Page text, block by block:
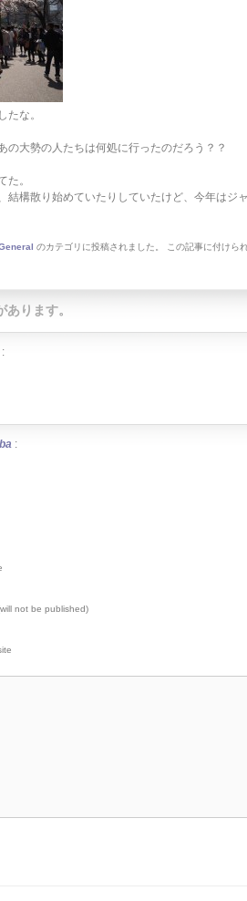
たな。
の大勢の人たちは何処に行ったのだろう？？
た。
結構散り始めていたりしていたけど、今年は
のカテゴリに投稿されました。 この記事に付けら
ります。
:
:
not be published)